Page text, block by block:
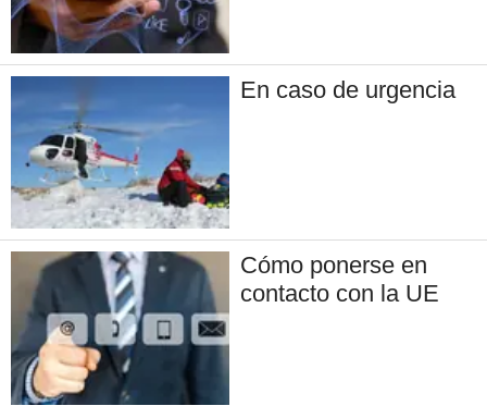
En caso de urgencia
Cómo ponerse en
contacto con la UE